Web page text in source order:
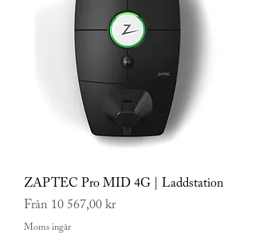
ZAPTEC Pro MID 4G | Laddstation
Från 10 567,00 kr
Reapris
Moms ingår